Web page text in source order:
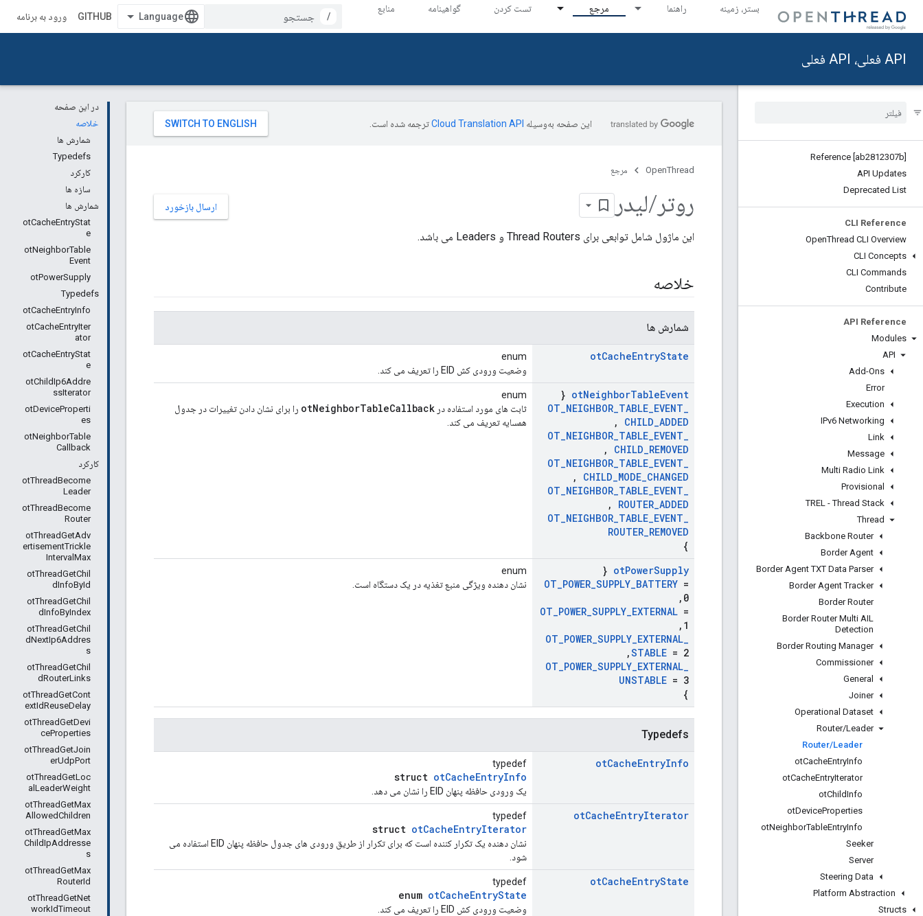
بستر، زمینه راهنما مرجع تست کردن گواهینامه منابع
/
GITHUB ورود به برنامه
API فعلی، API فعلی
Reference [ab2812307b]
API Updates
Deprecated List
CLI Reference
OpenThread CLI Overview
CLI Concepts
CLI Commands
Contribute
API Reference
Modules
API
Add-Ons
Error
Execution
IPv6 Networking
Link
Message
Multi Radio Link
Provisional
TREL - Thread Stack
Thread
Backbone Router
Border Agent
Border Agent TXT Data Parser
Border Agent Tracker
Border Router
Border Router Multi AIL
Detection
Border Routing Manager
Commissioner
General
Joiner
Operational Dataset
Router/Leader
Router/Leader
otCacheEntryInfo
otCacheEntryIterator
otChildInfo
otDeviceProperties
otNeighborTableEntryInfo
Seeker
Server
Steering Data
Platform Abstraction
Structs
در این صفحه
خلاصه
شمارش ها
Typedefs
کارکرد
سازه ها
شمارش ها
otCacheEntryStat
e
otNeighborTable
Event
otPowerSupply
Typedefs
otCacheEntryInfo
otCacheEntryIter
ator
otCacheEntryStat
e
otChildIp6Addre
ssIterator
otDeviceProperti
es
otNeighborTable
Callback
کارکرد
otThreadBecome
Leader
otThreadBecome
Router
otThreadGetAdv
ertisementTrickle
IntervalMax
otThreadGetChil
dInfoById
otThreadGetChil
dInfoByIndex
otThreadGetChil
dNextIp6Addres
s
otThreadGetChil
dRouterLinks
otThreadGetCont
extIdReuseDelay
otThreadGetDevi
ceProperties
otThreadGetJoin
erUdpPort
otThreadGetLoc
alLeaderWeight
otThreadGetMax
AllowedChildren
otThreadGetMax
ChildIpAddresse
s
otThreadGetMax
RouterId
otThreadGetNet
workIdTimeout
این صفحه به‌وسیله ترجمه شده است.
OpenThread مرجع
ارسال بازخورد روتر/لیدر
این ماژول شامل توابعی برای Thread Routers و Leaders می باشد.
خلاصه
شمارش ها
otCacheEntryState
enum
وضعیت ورودی کش EID را تعریف می کند.
otNeighborTableEvent
{
OT_NEIGHBOR_TABLE_EVENT_
CHILD_ADDED
,
OT_NEIGHBOR_TABLE_EVENT_
CHILD_REMOVED
,
OT_NEIGHBOR_TABLE_EVENT_
CHILD_MODE_CHANGED
,
OT_NEIGHBOR_TABLE_EVENT_
ROUTER_ADDED
,
OT_NEIGHBOR_TABLE_EVENT_
ROUTER_REMOVED
}
enum
ثابت های مورد استفاده در otNeighborTableCallback را برای نشان دادن تغییرات در جدول
همسایه تعریف می کند.
otPowerSupply
{
OT_POWER_SUPPLY_BATTERY =
0
,
OT_POWER_SUPPLY_EXTERNAL =
1
,
OT_POWER_SUPPLY_EXTERNAL_
STABLE = 2
,
OT_POWER_SUPPLY_EXTERNAL_
UNSTABLE = 3
}
enum
نشان دهنده ویژگی منبع تغذیه در یک دستگاه است.
Typedefs
otCacheEntryInfo
typedef
struct otCacheEntryInfo
یک ورودی حافظه پنهان EID را نشان می دهد.
otCacheEntryIterator
typedef
struct otCacheEntryIterator
نشان دهنده یک تکرار کننده است که برای تکرار از طریق ورودی های جدول حافظه پنهان EID استفاده می
شود.
otCacheEntryState
typedef
enum otCacheEntryState
وضعیت ورودی کش EID را تعریف می کند.